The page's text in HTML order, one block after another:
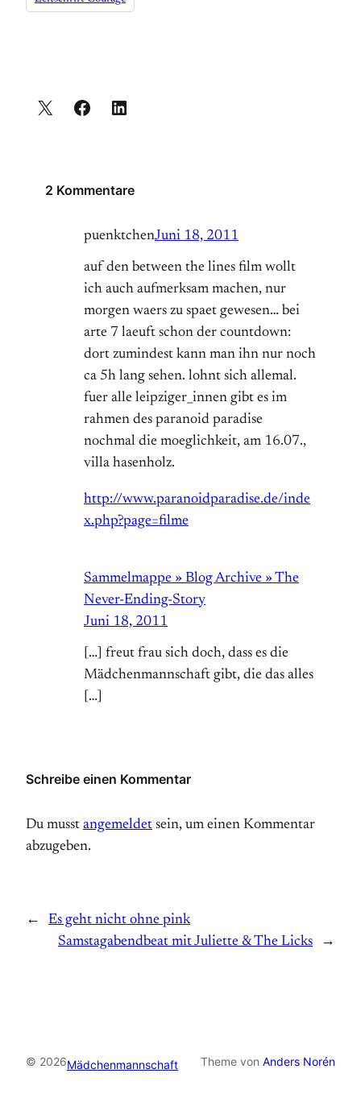
2 Kommentare
puenktchenJuni 18, 2011
auf den between the lines film wollt
ich auch aufmerksam machen, nur
morgen waers zu spaet gewesen… bei
arte 7 laeuft schon der countdown:
dort zumindest kann man ihn nur noch
ca 5h lang sehen. lohnt sich allemal.
fuer alle leipziger_innen gibt es im
rahmen des paranoid paradise
nochmal die moeglichkeit, am 16.07.,
villa hasenholz.
http://www.paranoidparadise.de/inde
x.php?page=filme
Sammelmappe » Blog Archive » The
Never-Ending-Story
Juni 18, 2011
[…] freut frau sich doch, dass es die
Mädchenmannschaft gibt, die das alles
[…]
Schreibe einen Kommentar
Du musst angemeldet sein, um einen Kommentar
abzugeben.
←
Es geht nicht ohne pink
Samstagabendbeat mit Juliette & The Licks
→
© 2026Mädchenmannschaft Theme von Anders Norén